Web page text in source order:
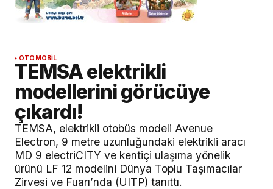
OTOMOBİL
TEMSA elektrikli
modellerini görücüye
çıkardı!
TEMSA, elektrikli otobüs modeli Avenue
Electron, 9 metre uzunluğundaki elektrikli aracı
MD 9 electriCITY ve kentiçi ulaşıma yönelik
ürünü LF 12 modelini Dünya Toplu Taşımacılar
Zirvesi ve Fuarı’nda (UITP) tanıttı.